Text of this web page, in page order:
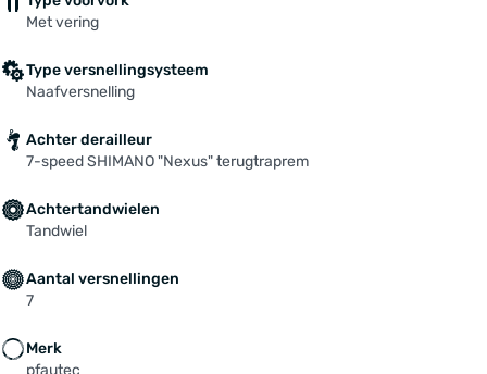
Met vering
Type versnellingsysteem
Naafversnelling
Achter derailleur
7-speed SHIMANO "Nexus" terugtraprem
Achtertandwielen
Tandwiel
Aantal versnellingen
7
Merk
pfautec